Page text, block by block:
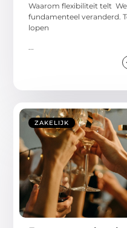
Waarom flexibiliteit telt
fundamenteel veranderd.
lopen
...
ZAKELIJK